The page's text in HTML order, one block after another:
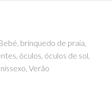
, brinquedo de praia,
, óculos, óculos de sol,
, Verão